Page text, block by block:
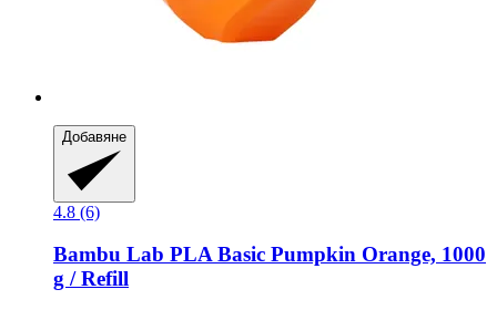
Добавяне
4.8 (6)
Bambu Lab PLA Basic Pumpkin Orange, 1000
g / Refill